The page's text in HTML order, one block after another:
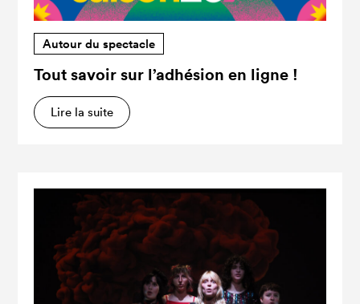
Autour du spectacle
Tout savoir sur l’adhésion en ligne !
Lire la suite